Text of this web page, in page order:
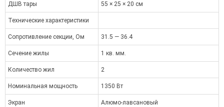
ДШВ тары 55 × 25 × 20 см
Технические характеристики
Сопротивление секции, Ом 31.5 — 36.4
Сечение жилы 1 кв. мм.
Количество жил 2
Номинальная мощность 1350 Вт
Экран Алюмо-лавсановый